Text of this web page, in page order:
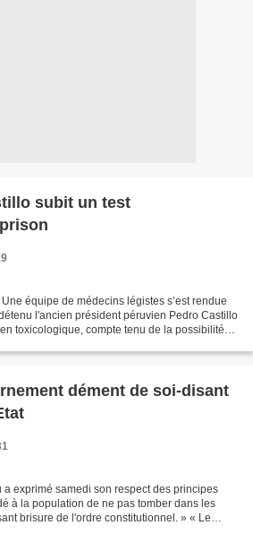
subit un test
équipe de médecins légistes s’est rendue
l'ancien président péruvien Pedro Castillo
toxicologique, compte tenu de la possibilité
dément de soi-disant
a exprimé samedi son respect des principes
à la population de ne pas tomber dans les
brisure de l'ordre constitutionnel. » « Le